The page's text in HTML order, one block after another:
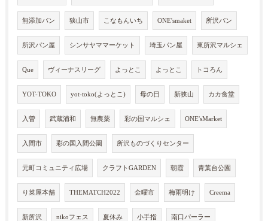
無添加パン 狭山市 こなもんいち ONE'smaket 所沢パン
所沢パン屋 シンサヤママーケット 埼玉パン屋 東所沢マルシェ
Que ヴィーナスリーグ よっとこ よっとこ トコろん
YOT-TOKO yot-toko(よっとこ) 母の日 新狭山 カカ食堂
入曽 武蔵浦和 無農薬 彩の国マルシェ ONE'sMarket
入間市 彩の国入間公園 所沢ものづくりセンター
元町コミュニティ広場 クラフトGARDEN 朝霞 青葉台公園
り菜屋本舗 THEMATCH2022 金曜市 梅雨明け Creema
新所沢 nikoフェス 夏休み 小手指 南口パーラー